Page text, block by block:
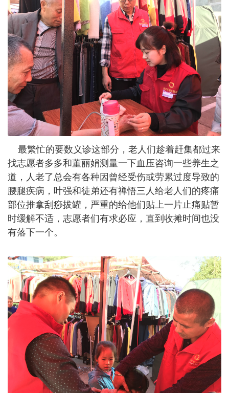
最繁忙的要数义诊这部分，老人们趁着赶集都过来
找志愿者多多和董丽娟测量一下血压咨询一些养生之
道，人老了总会有各种因曾经受伤或劳累过度导致的
腰腿疾病，叶强和徒弟还有禅悟三人给老人们的疼痛
部位推拿刮痧拔罐，严重的给他们贴上一片止痛贴暂
时缓解不适，志愿者们有求必应，直到收摊时间也没
有落下一个。